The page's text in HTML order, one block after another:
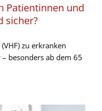
Patientinnen und
sicher?
zu erkranken
besonders ab dem 65